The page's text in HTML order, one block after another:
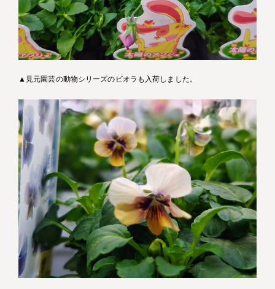
▲見元園芸の動物シリーズのビオラも入荷しました。